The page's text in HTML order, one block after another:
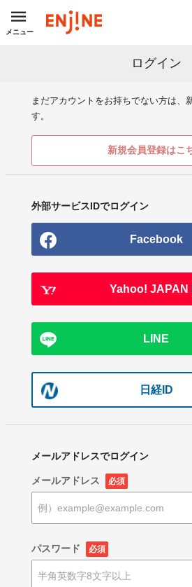
メニュー
ログイン
まだアカウントをお持ちでない方は、
す。
新規会員登録はこ
外部サービスIDでログイン
Facebook
Yahoo! JAPAN
LINE
日経ID
メールアドレスでログイン
メールアドレス 必須
パスワード 必須